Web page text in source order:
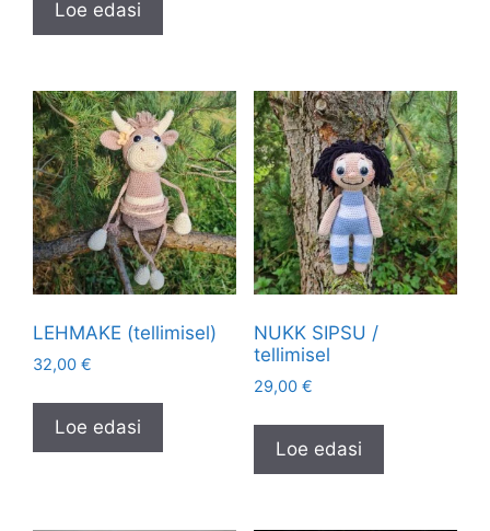
Loe edasi
LEHMAKE (tellimisel)
32,00 €
Loe edasi
NUKK SIPSU /
tellimisel
29,00 €
Loe edasi